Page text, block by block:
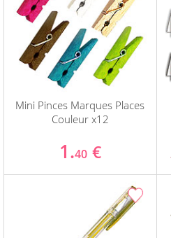
Mini Pinces Marques Places
Couleur x12
1.40 €